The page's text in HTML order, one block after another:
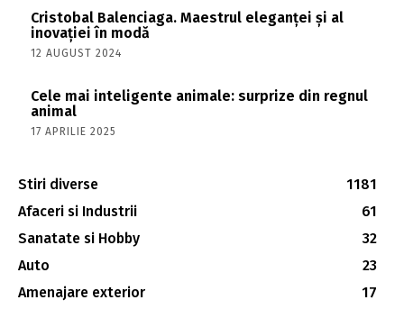
Cristobal Balenciaga. Maestrul eleganței și al
inovației în modă
12 AUGUST 2024
Cele mai inteligente animale: surprize din regnul
animal
17 APRILIE 2025
Stiri diverse
1181
Afaceri si Industrii
61
Sanatate si Hobby
32
Auto
23
Amenajare exterior
17